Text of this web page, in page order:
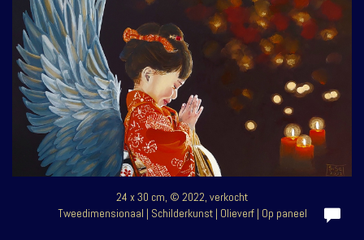
24 x 30 cm, © 2022, verkocht
Tweedimensionaal | Schilderkunst | Olieverf | Op paneel